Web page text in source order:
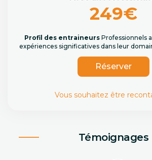
249€
Profil des entraineursProfessionnels
expériences significatives dans leur
Réserver
Vous souhaitez être
Témoignages